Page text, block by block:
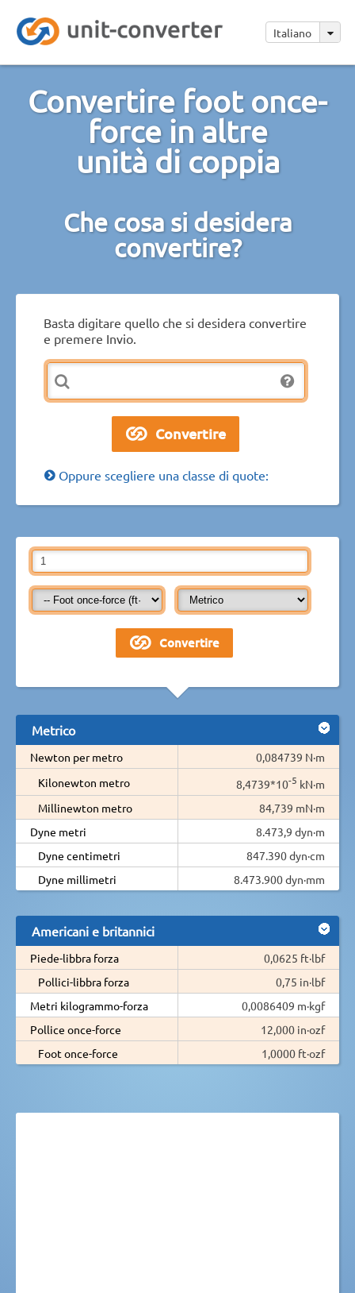
Italiano
Convertire foot once-
force in altre
unità di coppia
Che cosa si desidera
convertire?
Basta digitare quello che si desidera convertire
e premere Invio.
Oppure scegliere una classe di quote:
Metrico
Newton per metro
0,084739 N·m
Kilonewton metro
8,4739*10-5 kN·m
Millinewton metro
84,739 mN·m
Dyne metri
8.473,9 dyn·m
Dyne centimetri
847.390 dyn·cm
Dyne millimetri
8.473.900 dyn·mm
Americani e britannici
Piede-libbra forza
0,0625 ft·lbf
Pollici-libbra forza
0,75 in·lbf
Metri kilogrammo-forza
0,0086409 m·kgf
Pollice once-force
12,000 in·ozf
Foot once-force
1,0000 ft·ozf